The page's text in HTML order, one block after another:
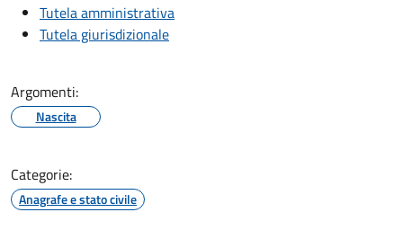
Tutela amministrativa
Tutela giurisdizionale
Argomenti:
Nascita
Categorie:
Anagrafe e stato civile